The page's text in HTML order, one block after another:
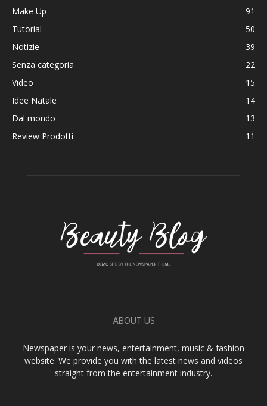
Make Up
91
Tutorial
50
Notizie
39
Senza categoria
22
Video
15
Idee Natale
14
Dal mondo
13
Review Prodotti
11
ABOUT US
Newspaper is your news, entertainment, music & fashion
website. We provide you with the latest news and videos
straight from the entertainment industry.